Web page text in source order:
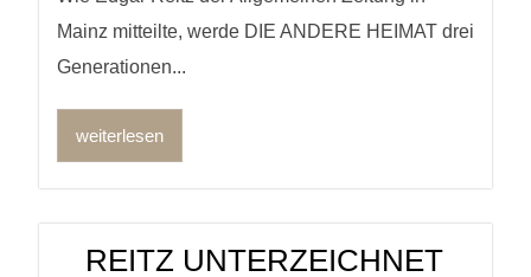
Mainz mitteilte, werde DIE ANDERE HEIMAT drei
Generationen...
weiterlesen
REITZ UNTERZEICHNET